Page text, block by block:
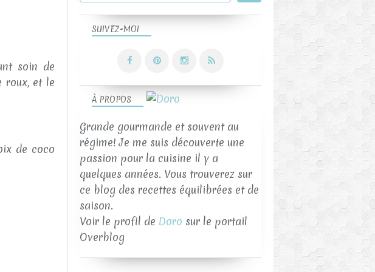
soin de
roux, et le
de coco
SUIVEZ-MOI
À PROPOS
Grande gourmande et souvent au
régime! Je me suis découverte une
passion pour la cuisine il y a
quelques années. Vous trouverez sur
ce blog des recettes équilibrées et de
saison.
Voir le profil de Doro sur le portail
Overblog